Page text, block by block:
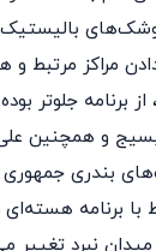
مراکز مرتبط
جلوتر
بندری
نبرد تغییر